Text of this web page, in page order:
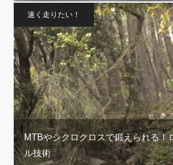
速く走りたい！
MTBやシクロクロスで鍛えられる！
ル技術